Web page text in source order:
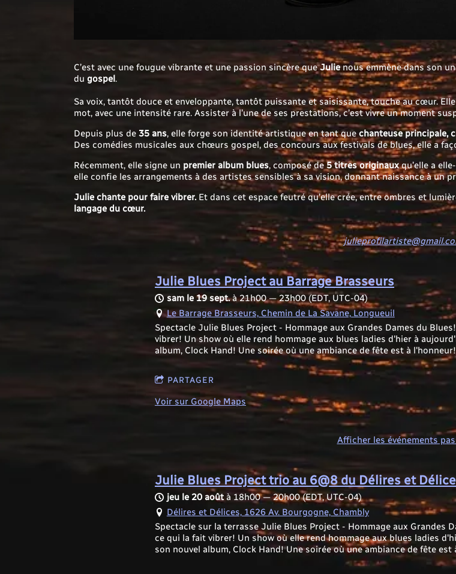
C’est avec une fougue vibrante et une passion sincère queJulienous emmène dans son
du gospel.
Sa voix, tantôt douce et enveloppante, tantôt puissante et saisissante, touche au cœur.
mot, avec une intensité rare. Assister à l’une de ses prestations, c’est vivre un moment
Depuis plus de 35 ans, elle forge son identité artistique en tant que chanteuse principale,
Des comédies musicales aux chœurs gospel, des concours aux festivals de blues, elle a
Récemment, elle signe un premier album blues, composé de5 titres originauxqu’elle a
elle confie les arrangements à des artistes sensibles à sa vision, donnant naissance à un
Julie chante pour faire vibrer. Et dans cet espace feutré qu’elle crée, entre ombres et
langage du cœur.
Julie Blues Project au Barrage Brasseurs
sam le 19 sept.à21h00—23h00(EDT, UTC-04)
Le Barrage Brasseurs, Chemin de La Savane, Longueuil
Spectacle Julie Blues Project - Hommage aux Grandes Dames du
vibrer! Un show où elle rend hommage aux blues ladies d'hier à
album, Clock Hand! Une soirée où une ambiance de fête est à l'honneur!
PARTAGER
Voir sur Google Maps
Afficher les événements
Julie Blues Project trio au 6@8 du Délires et
jeu le 20 aoûtà 18h00—20h00(EDT, UTC-04)
Délires et Délices, 1626 Av. Bourgogne, Chambly
Spectacle sur la terrasse Julie Blues Project - Hommage aux Grandes
ce qui la fait vibrer! Un show où elle rend hommage aux blues ladies
son nouvel album, Clock Hand! Une soirée où une ambiance de fête est